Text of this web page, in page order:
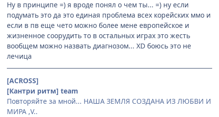
Ну в принципе =) я вроде понял о чем ты... =) ну если
подумать это да это единая проблема всех корейских ммо и
если в пв еще чето можно более мене европейское и
жизненное соорудить то в остальных играх это жесть
вообщем можно назвать диагнозом... XD боюсь это не
лечица
[ACROSS]
[Кантри ритм] team
Повторяйте за мной... НАША ЗЕМЛЯ СОЗДАНА ИЗ ЛЮБВИ И
МИРА ,V..